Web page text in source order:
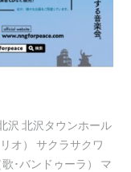
沢 北沢タウンホール
オ） サクラサクワ
･バンドゥーラ） マ